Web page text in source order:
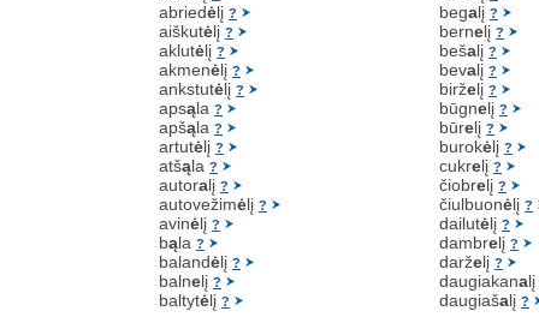
abriedėlį ?
aiškutėlį ?
aklutėlį ?
akmenėlį ?
ankstutėlį ?
apsąla ?
apšąla ?
artutėlį ?
atšąla ?
autoralį ?
autovežimėlį ?
avinėlį ?
bąla ?
balandėlį ?
balnelį ?
baltytėlį ?
begalį ?
bernelį ?
bešalį ?
bevalį ?
birželį ?
būgnelį ?
būrelį ?
burokėlį ?
cukrelį ?
čiobrelį ?
čiulbuonėlį ?
dailutėlį ?
dambrelį ?
darželį ?
daugiakanalį
daugiašalį ?